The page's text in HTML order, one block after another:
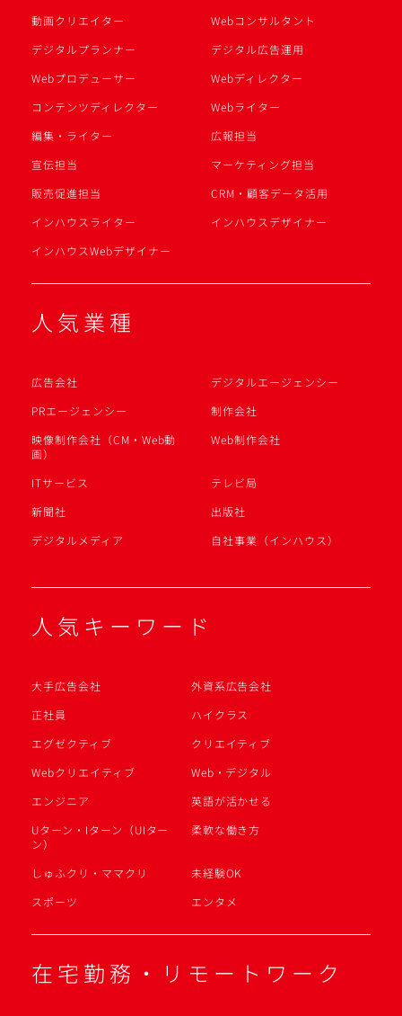
動画クリエイター
Webコンサルタント
デジタルプランナー
デジタル広告運用
Webプロデューサー
Webディレクター
コンテンツディレクター
Webライター
編集・ライター
広報担当
宣伝担当
マーケティング担当
販売促進担当
CRM・顧客データ活用
インハウスライター
インハウスデザイナー
インハウスWebデザイナー
人気業種
広告会社
デジタルエージェンシー
PRエージェンシー
制作会社
映像制作会社（CM・Web動
画）
Web制作会社
ITサービス
テレビ局
新聞社
出版社
デジタルメディア
自社事業（インハウス）
人気キーワード
大手広告会社
外資系広告会社
正社員
ハイクラス
エグゼクティブ
クリエイティブ
Webクリエイティブ
Web・デジタル
エンジニア
英語が活かせる
Uターン・Iターン（UIター
ン）
柔軟な働き方
しゅふクリ・ママクリ
未経験OK
スポーツ
エンタメ
在宅勤務・リモートワーク